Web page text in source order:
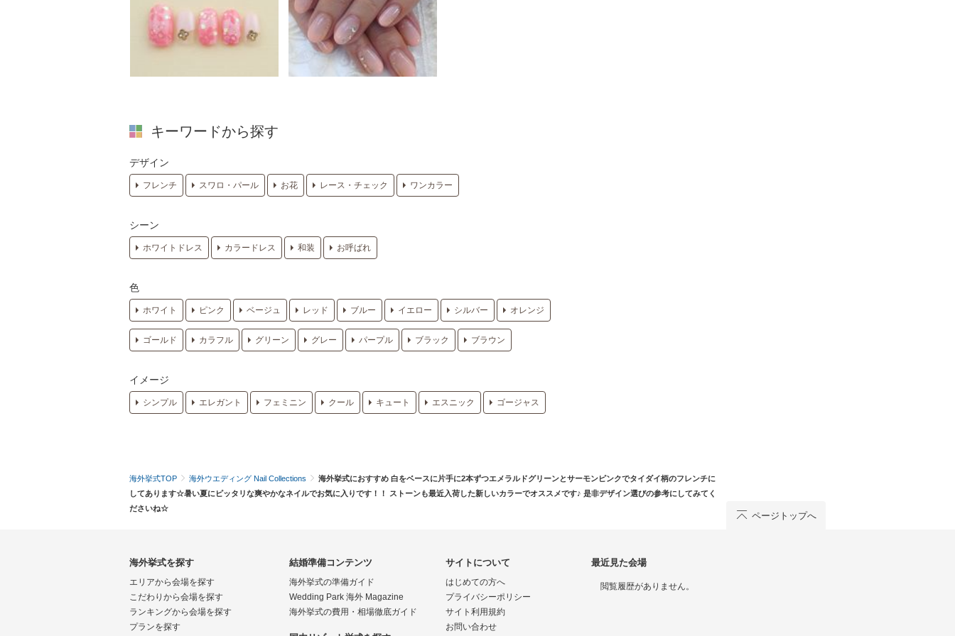
キーワードから探す
デザイン
フレンチ スワロ・パール お花 レース・チェック ワンカラー
シーン
ホワイトドレス カラードレス 和装 お呼ばれ
色
ホワイト ピンク ベージュ レッド ブルー イエロー シルバー オレンジ
ゴールド カラフル グリーン グレー パープル ブラック ブラウン
イメージ
シンプル エレガント フェミニン クール キュート エスニック ゴージャス
海外挙式TOP 海外ウエディング Nail Collections
海外挙式におすすめ 白をベースに片手に2本ずつエメラルドグリーンとサーモンピンクでタイダイ柄のフレンチに
してあります☆暑い夏にピッタリな爽やかなネイルでお気に入りです！！ ストーンも最近入荷した新しいカラーでオススメです♪ 是非デザイン選びの参考にしてみてく
ださいね☆
海外挙式を探す
エリアから会場を探す
こだわりから会場を探す
ランキングから会場を探す
プランを探す
結婚準備コンテンツ
海外挙式の準備ガイド
Wedding Park 海外 Magazine
海外挙式の費用・相場徹底ガイド
サイトについて
はじめての方へ
プライバシーポリシー
サイト利用規約
お問い合わせ
最近見た会場
閲覧履歴がありません。
ページトップへ